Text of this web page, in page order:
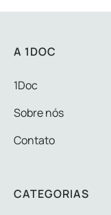
A 1DOC
1Doc
Sobre nós
Contato
CATEGORIAS